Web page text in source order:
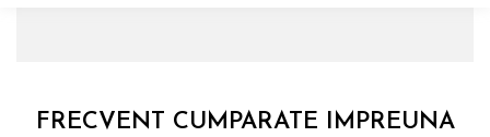
FRECVENT CUMPARATE IMPREUNA